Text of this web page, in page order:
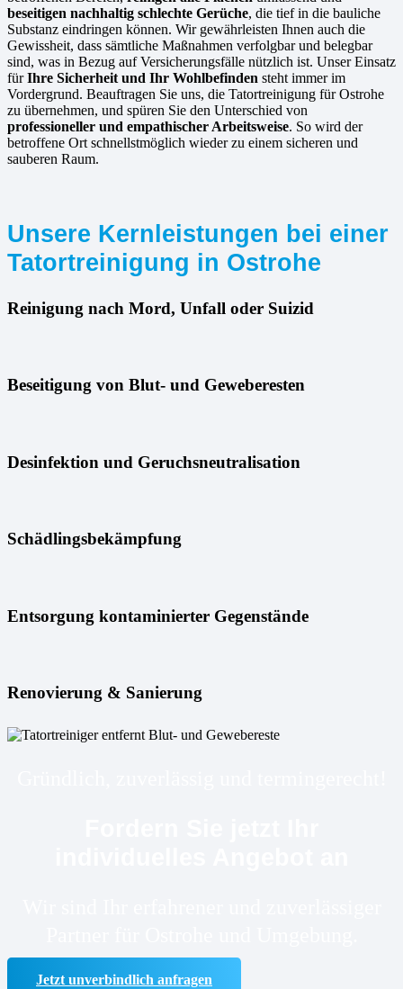
beseitigen nachhaltig schlechte Gerüche, die tief in die bauliche
Substanz eindringen können. Wir gewährleisten Ihnen auch die
Gewissheit, dass sämtliche Maßnahmen verfolgbar und belegbar
sind, was in Bezug auf Versicherungsfälle nützlich ist. Unser Einsatz
fürIhre Sicherheit und Ihr Wohlbefinden steht immer im
Vordergrund. Beauftragen Sie uns, die Tatortreinigung für Ostrohe
zu übernehmen, und spüren Sie den Unterschied von
professioneller und empathischer Arbeitsweise. So wird der
betroffene Ort schnellstmöglich wieder zu einem sicheren und
sauberen Raum.
Unsere Kernleistungen bei einer
Tatortreinigung in Ostrohe
Reinigung nach Mord, Unfall oder Suizid
Beseitigung von Blut- und Geweberesten
Desinfektion und Geruchsneutralisation
Schädlingsbekämpfung
Entsorgung kontaminierter Gegenstände
Renovierung & Sanierung
Jetzt unverbindlich anfragen